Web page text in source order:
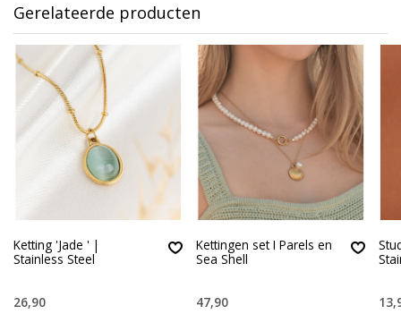
Gerelateerde producten
Ketting 'Jade ' |
Stainless Steel
26,90
Kettingen set I Parels en
Sea Shell
47,90